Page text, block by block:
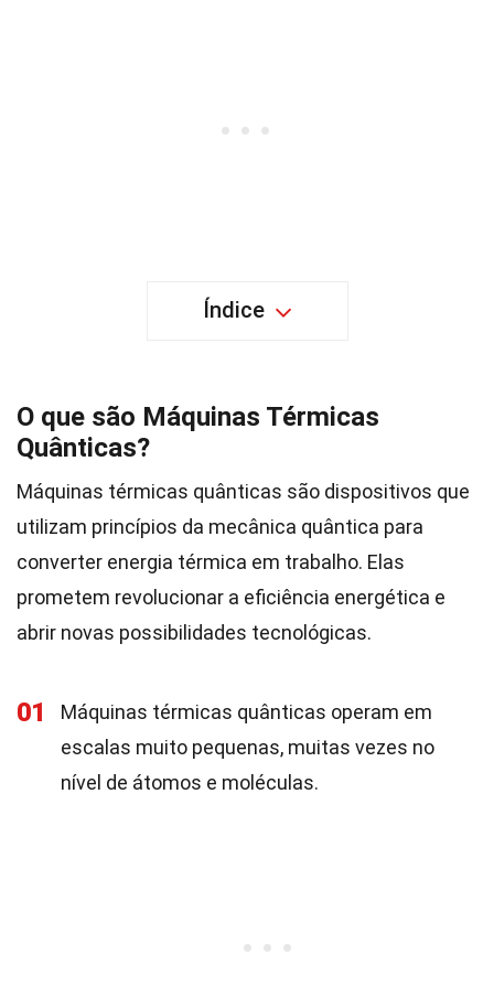
Índice
O que são Máquinas Térmicas
Quânticas?
Máquinas térmicas quânticas são dispositivos que
utilizam princípios da mecânica quântica para
converter energia térmica em trabalho. Elas
prometem revolucionar a eficiência energética e
abrir novas possibilidades tecnológicas.
01
Máquinas térmicas quânticas operam em
escalas muito pequenas, muitas vezes no
nível de átomos e moléculas.